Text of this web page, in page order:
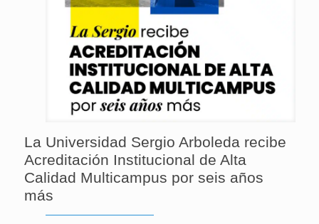
La Universidad Sergio Arboleda recibe
Acreditación Institucional de Alta
Calidad Multicampus por seis años
más